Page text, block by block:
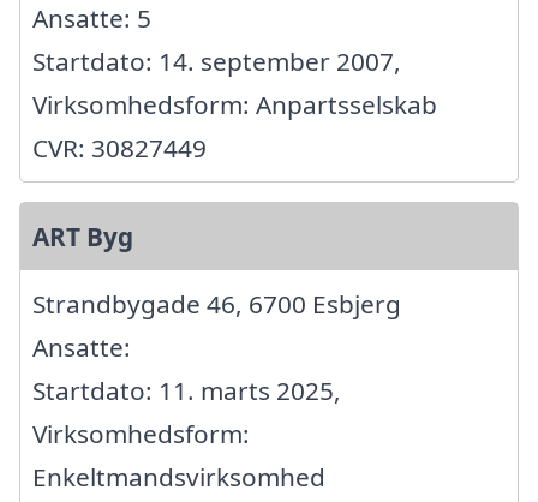
Ansatte: 5
Startdato: 14. september 2007,
Virksomhedsform: Anpartsselskab
CVR: 30827449
ART Byg
Strandbygade 46, 6700 Esbjerg
Ansatte:
Startdato: 11. marts 2025,
Virksomhedsform:
Enkeltmandsvirksomhed